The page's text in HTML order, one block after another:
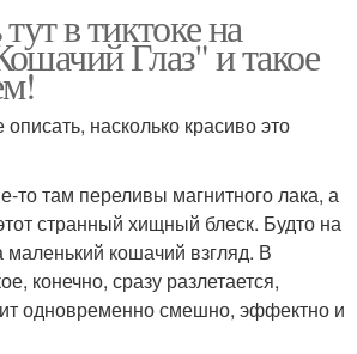
в тиктоке на
Глаз" и такое
насколько красиво это
то там переливы магнитного лака, а
странный хищный блеск. Будто на
маленький кошачий взгляд. В
конечно, сразу разлетается,
одновременно смешно, эффектно и